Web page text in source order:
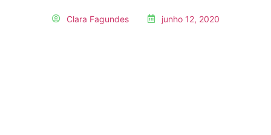
Clara Fagundes junho 12, 2020